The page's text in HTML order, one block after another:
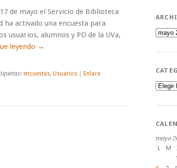
de mayo el Servicio de Biblioteca
ha activado una encuesta para
usuarios, alumnos y PD de la UVa,
leyendo →
encuestas, Usuarios|
Enlace
mayo
L
M
1